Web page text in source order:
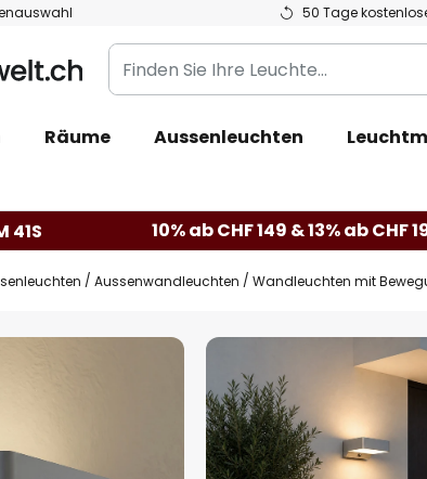
50 Tage
Finden
Sie
Leuchte...
Räume Aussenleuchten
40S 10% ab CHF 149 & 13% ab CHF
Aussenwandleuchten Wandleuchten mit